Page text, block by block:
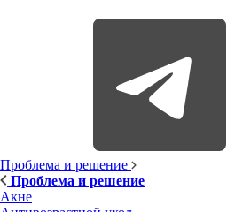
Проблема и решение
Проблема и решение
Акне